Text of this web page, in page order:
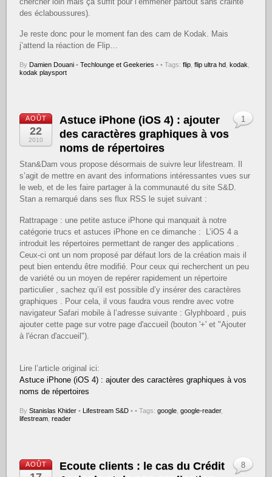
des éclaboussures).
Je reste donc pour le moment fan des cam de Kodak. Mais
j’attend la réaction de Flip…
By Damien Douani • Techlounge et Geekeries • • Tags:flip ,flip ultra hd ,kodak
kodak playsport
AOÛT
22
2010
Astuce iPhone (iOS 4) : ajouter
des caractères graphiques à vos
noms de répertoires
Stan&Dam vous propose désormais de suivre leur lifestream. Il
s’agit de mettre en avant des informations intéressantes vues sur
le web, et de les faire partager à la communauté du site S&D.
Stan a remarqué dans ses flux RSS le sujet suivant :
Rattrapage : une petite astuce iPhone qui manquait à notre
catégorie trucs et astuces iPhone en ce dimanche : L’iOS 4 a
introduit les répertoires permettant de ranger des applications .
Ceux-ci ont un nom proposé par défaut lors de la création mais il
peut bien entendu être modifié. Pour ceux qui recherchent un peu
de variété ou un moyen de repérer rapidement un répertoire
particulier , sachez qu’il est possible d’y insérer des caractères
graphiques . Pour cela, il vous faudra vous rendre avec votre
navigateur Safari mobile à l’adresse suivante : Glyphboard , puis
ajouter cette page sur votre page d'accueil (bouton '+' et "Ajouter
à l'écran d'accueil").
Lire l’article original ici:
Astuce iPhone (iOS 4) : ajouter des caractères graphiques à vos
noms de répertoires
ByStanislas Khider • Lifestream S&D •
1
• Tags:google ,google-reader,
lifestream ,reader
AOÛT
Ecoute clients : le cas du Crédit
8